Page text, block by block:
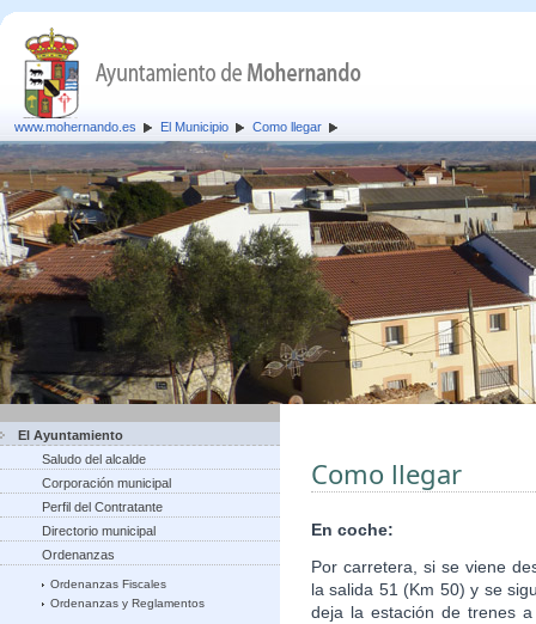
www.mohernando.es El Municipio Como llegar
El Ayuntamiento
Saludo del alcalde
Corporación municipal
Perfil del Contratante
Directorio municipal
Ordenanzas
Ordenanzas Fiscales
Ordenanzas y Reglamentos
Como llegar
En coche:
Por carretera, si se viene
la salida 51 (Km 50) y se
deja la estación de trenes